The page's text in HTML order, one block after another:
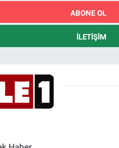
ABONE OL
İLETIŞIM